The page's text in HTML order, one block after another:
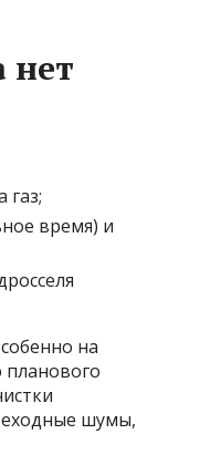
нет
газ;
время) и
на
планового
шумы,